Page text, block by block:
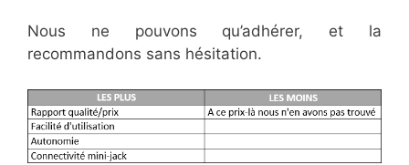
Nous ne pouvons qu’adhérer, et la
recommandons sans hésitation.